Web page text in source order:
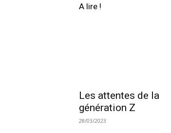
A lire !
Les attentes de la
génération Z
28/03/2023